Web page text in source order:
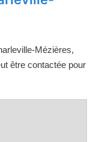
Mézières,
être contactée pour